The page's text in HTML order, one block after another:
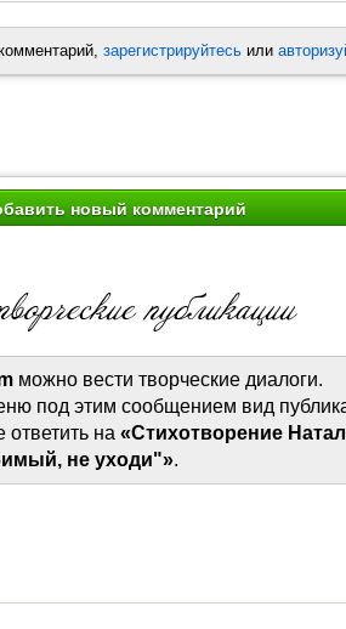
зарегистрируйтесь или
можно вести творческие диалоги.
под этим сообщением вид
ответить на «Стихотворение
не уходи"».